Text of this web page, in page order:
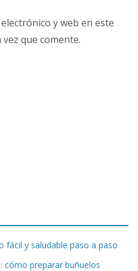
y web en este
que comente.
fácil y saludable paso a paso
cómo preparar buñuelos